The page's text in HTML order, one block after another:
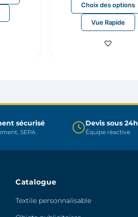
produit
choisies
la
du
Choix des options
Vue Rapide
sécurisé
SEPA
Devis sous 24h
Équipe réactive
Catalogue
Textile personnalisable